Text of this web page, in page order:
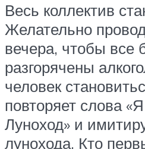
Весь коллектив
Желательно
вечера, чтобы все
разгорячены
человек
повторяет слова
Луноход» и
лунохода. Кто